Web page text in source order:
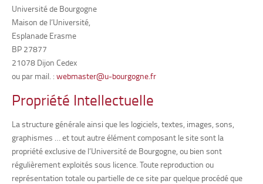
Université de Bourgogne
Maison de l’Université,
Esplanade Erasme
BP 27877
21078 Dijon Cedex
ou par mail. : webmaster@u-bourgogne.fr
Propriété Intellectuelle
La structure générale ainsi que les logiciels, textes, images, sons,
graphismes … et tout autre élément composant le site sont la
propriété exclusive de l’Université de Bourgogne, ou bien sont
régulièrement exploités sous licence. Toute reproduction ou
représentation totale ou partielle de ce site par quelque procédé que